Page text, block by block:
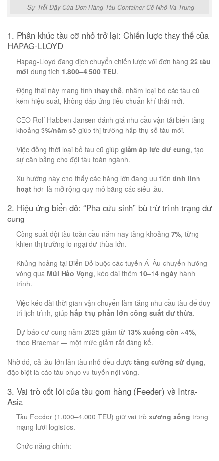
Sự Trỗi Dậy Của Đơn Hàng Tàu Container Cỡ Nhỏ Và Trung
1. Phân khúc tàu cỡ nhỏ trở lại: Chiến lược thay thế của
HAPAG-LLOYD
Hapag-Lloyd đang dịch chuyển chiến lược với đơn hàng22 tàu
mới dung tích 1.800–4.500 TEU.
Động thái này mang tínhthay thế, nhằm loại bỏ các tàu cũ
kém hiệu suất, không đáp ứng tiêu chuẩn khí thải mới.
CEO Rolf Habben Jansen đánh giá nhu cầu vận tải biển tăng
khoảng3%/năm sẽ giúp thị trường hấp thụ số tàu mới.
Việc đồng thời loại bỏ tàu cũ giúpgiảm áp lực dư cung, tạo
sự cân bằng cho đội tàu toàn ngành.
Xu hướng này cho thấy các hãng lớn đang ưu tiêntính linh
hoạt hơn là mở rộng quy mô bằng các siêu tàu.
2. Hiệu ứng biển đỏ: “Pha cứu sinh” bù trừ trình trạng dư
cung
Công suất đội tàu toàn cầu năm nay tăng khoảng7%, từng
khiến thị trường lo ngại dư thừa lớn.
Khủng hoảng tại Biển Đỏ buộc các tuyến Á–Âu chuyển hướng
vòng qua Mũi Hảo Vọng, kéo dài thêm 10–14 ngày hành
trình.
Việc kéo dài thời gian vận chuyển làm tăng nhu cầu tàu để duy
trì lịch trình, giúp hấp thụ phần lớn công suất dư thừa.
Dự báo dư cung năm 2025 giảm từ 13% xuống còn ~4%,
theo Braemar — một mức giảm rất đáng kể.
Nhờ đó, cả tàu lớn lẫn tàu nhỏ đều được tăng cường sử dụng,
đặc biệt là các tàu phục vụ tuyến nội vùng.
3. Vai trò cốt lõi của tàu gom hàng (Feeder) và Intra-
Asia
Tàu Feeder (1.000–4.000 TEU) giữ vai tròxương sống trong
mạng lưới logistics.
Chức năng chính: